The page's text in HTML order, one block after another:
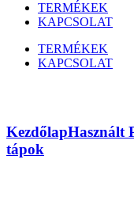
TERMÉKEK
KAPCSOLAT
TERMÉKEK
KAPCSOLAT
KezdőlapHasznált
tápok